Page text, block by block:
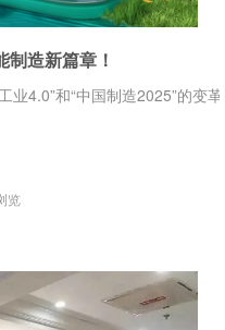
造新篇章！
业4.0”和“中国制造2025”的
览